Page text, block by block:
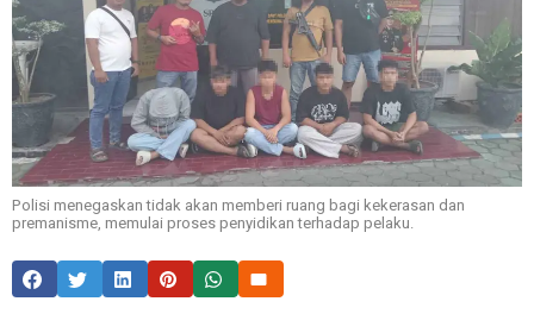
Polisi menegaskan tidak akan memberi ruang bagi kekerasan dan
premanisme, memulai proses penyidikan terhadap pelaku.